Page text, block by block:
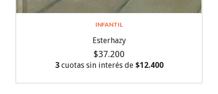
INFANTIL
Esterhazy
$37.200
3cuotas sin interés de $12.400